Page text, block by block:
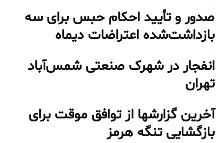
صدور و تأیید احکام حبس برای سه
بازداشت‌شده اعتراضات دیماه
انفجار در شهرک صنعتی شمس‌آباد
تهران
آخرین گزارشها از توافق موقت برای
بازگشایی تنگه هرمز